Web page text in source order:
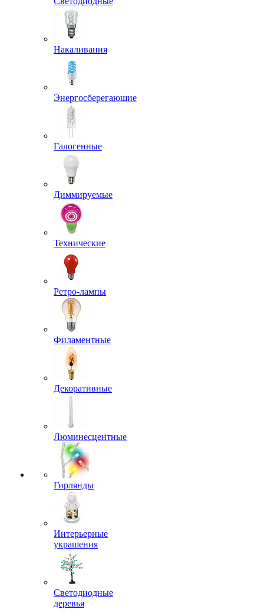
Накаливания
Энергосберегающие
Галогенные
Диммируемые
Технические
Ретро-лампы
Филаментные
Декоративные
Люминесцентные
Гирлянды
Интерьерные
украшения
Светодиодные
деревья